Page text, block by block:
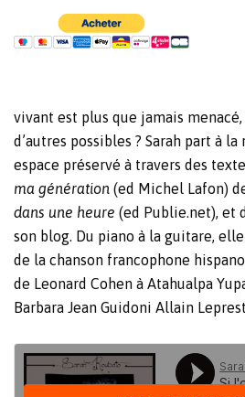
vivant est plus que jamais
d’autres possibles ? Sarah part à
espace préservé à travers des
ma génération (ed Michel Lafon)
dans une heure (ed Publie.net), et
son blog. Du piano à la guitare,
de la chanson francophone
de Leonard Cohen à Atahualpa
Barbara Jean Guidoni Allain